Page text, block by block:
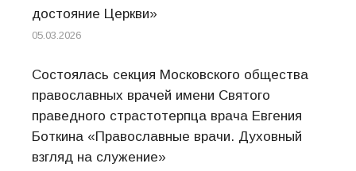
достояние Церкви»
05.03.2026
Состоялась секция Московского общества
православных врачей имени Святого
праведного страстотерпца врача Евгения
Боткина «Православные врачи. Духовный
взгляд на служение»